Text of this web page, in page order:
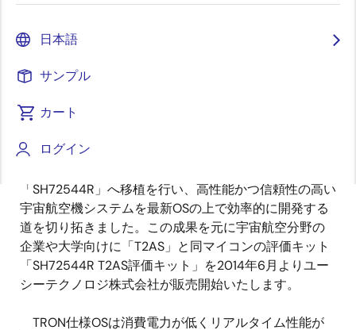
日本語
サンプル
カート
ログイン
2014年5月16日
推進するYRPユビキタス・ネットワーキング研究所（以
空分野向けに対応した高信頼リアルタイムOS「T-
ス エレクトロニクス株式会社（以下「ルネサス」、代
「SH72544R」へ移植を行い、高性能かつ信頼性の高い
宇宙航空機システムを最新OSの上で効率的に開発する
道を切り拓きました。この成果を元に宇宙航空分野の
企業や大学向けに「T2AS」と同マイコンの評価キット
「SH72544R T2AS評価キット」を2014年6月よりユー
シーテクノロジ株式会社が販売開始いたします。
TRON仕様OSは消費電力が低くリアルタイム性能が